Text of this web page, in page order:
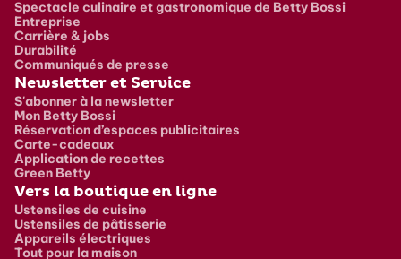
Spectacle culinaire et gastronomique de Betty Bossi
Entreprise
Carrière & jobs
Durabilité
Communiqués de presse
Newsletter et Service
S'abonner à la newsletter
Mon Betty Bossi
Réservation d’espaces publicitaires
Carte-cadeaux
Application de recettes
Green Betty
Vers la boutique en ligne
Ustensiles de cuisine
Ustensiles de pâtisserie
Appareils électriques
Tout pour la maison